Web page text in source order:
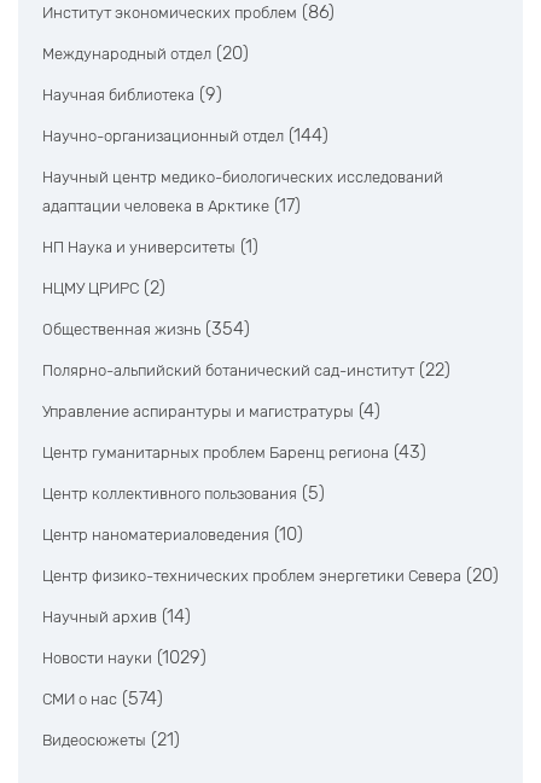
Институт экономических проблем (86)
Международный отдел (20)
Научная библиотека (9)
Научно-организационный отдел (144)
Научный центр медико-биологических исследований
адаптации человека в Арктике (17)
НП Наука и университеты (1)
НЦМУ ЦРИРС (2)
Общественная жизнь (354)
Полярно-альпийский ботанический сад-институт (22)
Управление аспирантуры и магистратуры (4)
Центр гуманитарных проблем Баренц региона (43)
Центр коллективного пользования (5)
Центр наноматериаловедения (10)
Центр физико-технических проблем энергетики Севера (20)
Научный архив (14)
Новости науки (1029)
СМИ о нас (574)
Видеосюжеты (21)